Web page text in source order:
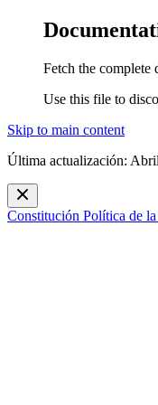
Fetch the complete
Use this file to
Skip to main content
Última actualización:
Constitución Política de